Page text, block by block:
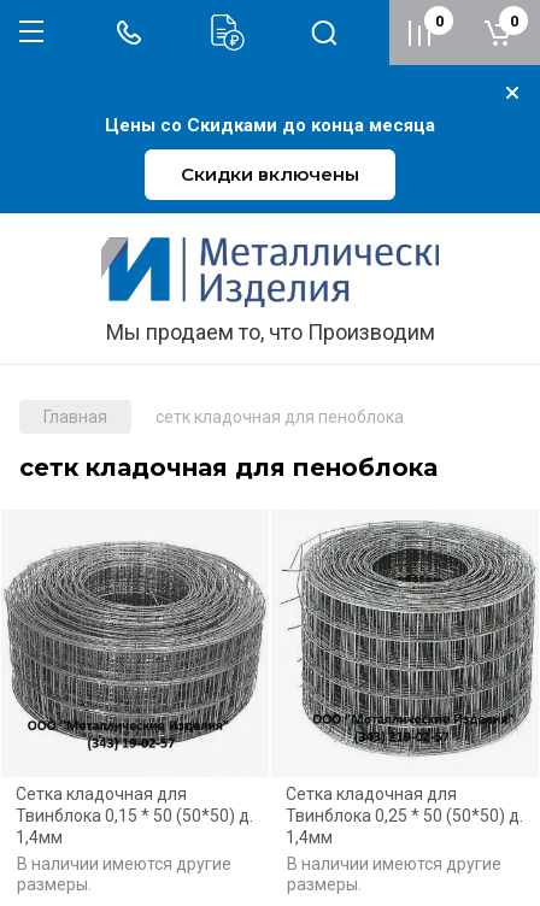
Цены со Скидками до конца месяца
Скидки включены
Мы продаем то, что Производим
0 0
Главная сетк кладочная для пеноблока
сетк кладочная для пеноблока
Сетка кладочная для
Твинблока 0,15 * 50 (50*50) д.
1,4мм
В наличии имеются другие
размеры.
Сетка кладочная для
Твинблока 0,25 * 50 (50*50) д.
1,4мм
В наличии имеются другие
размеры.